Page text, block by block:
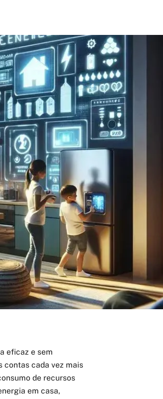
eficaz e sem
contas cada vez mais
de recursos
em casa,